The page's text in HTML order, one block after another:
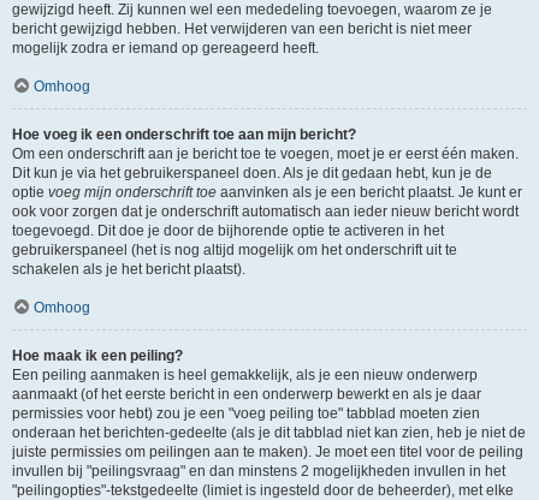
gewijzigd heeft. Zij kunnen wel een mededeling toevoegen, waarom ze je
bericht gewijzigd hebben. Het verwijderen van een bericht is niet meer
mogelijk zodra er iemand op gereageerd heeft.
Omhoog
Hoe voeg ik een onderschrift toe aan mijn bericht?
Om een onderschrift aan je bericht toe te voegen, moet je er eerst één maken.
Dit kun je via het gebruikerspaneel doen. Als je dit gedaan hebt, kun je de
optie voeg mijn onderschrift toe aanvinken als je een bericht plaatst. Je kunt er
ook voor zorgen dat je onderschrift automatisch aan ieder nieuw bericht wordt
toegevoegd. Dit doe je door de bijhorende optie te activeren in het
gebruikerspaneel (het is nog altijd mogelijk om het onderschrift uit te
schakelen als je het bericht plaatst).
Omhoog
Hoe maak ik een peiling?
Een peiling aanmaken is heel gemakkelijk, als je een nieuw onderwerp
aanmaakt (of het eerste bericht in een onderwerp bewerkt en als je daar
permissies voor hebt) zou je een "voeg peiling toe" tabblad moeten zien
onderaan het berichten-gedeelte (als je dit tabblad niet kan zien, heb je niet de
juiste permissies om peilingen aan te maken). Je moet een titel voor de peiling
invullen bij "peilingsvraag" en dan minstens 2 mogelijkheden invullen in het
"peilingopties"-tekstgedeelte (limiet is ingesteld door de beheerder), met elke